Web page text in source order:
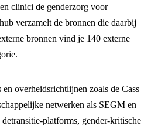
clinici de genderzorg voor
verzamelt de bronnen die daarbij
bronnen vind je 140 externe
overheidsrichtlijnen zoals de Cass
netwerken als SEGM en
platforms, gender-kritische